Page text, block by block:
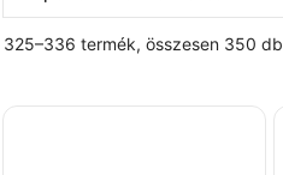
325–336 termék, összesen 350 db